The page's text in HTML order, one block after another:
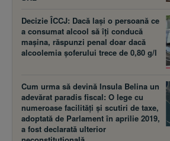
Decizie ÎCCJ: Dacă laşi o persoană ce
a consumat alcool să îţi conducă
maşina, răspunzi penal doar dacă
alcoolemia şoferului trece de 0,80 g/l
Cum urma să devină Insula Belina un
adevărat paradis fiscal: O lege cu
numeroase facilităţi şi scutiri de taxe,
adoptată de Parlament în aprilie 2019,
a fost declarată ulterior